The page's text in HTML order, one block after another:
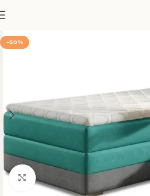
-50%
Klicken um zu vergrößern